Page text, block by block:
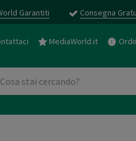
Garantiti Consegna
MediaWorld.it